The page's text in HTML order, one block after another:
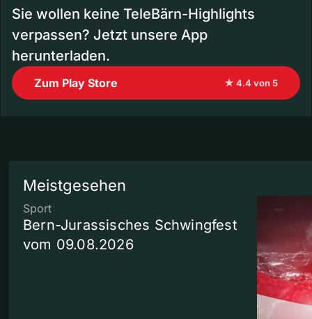
Sie wollen keine TeleBärn-Highlights
verpassen? Jetzt unsere App
herunterladen.
Zum Play Store ★ 4.4 von 5
Meistgesehen
Sport
Bern-Jurassisches Schwingfest
vom 09.08.2026